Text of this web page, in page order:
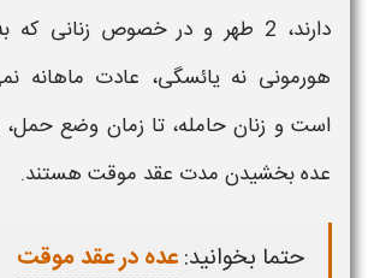
دارند، 2 طهر و در خصوص زنانی
است و زنان حامله، تا زمان وضع
عدهبخشیدن مدت عقد موقت هستند.
حتما بخوانید:عده در عقد موقت